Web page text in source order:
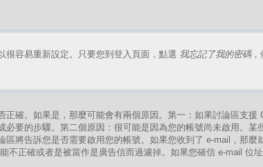
很容易重新設定。只要您到登入頁面，點選 我忘記了我的密碼，
正確。如果是，那麼可能會有兩個原因。第一：如果討論區支
必要的步驟。第二個原因：很可能是因為您的帳號尚未啟用。
區將告訴您是否需要啟用您的帳號。如果您收到了 e-mail，那麼
不正確或者是被當作是廣告信而過濾掉。如果您確信 e-mail 位址